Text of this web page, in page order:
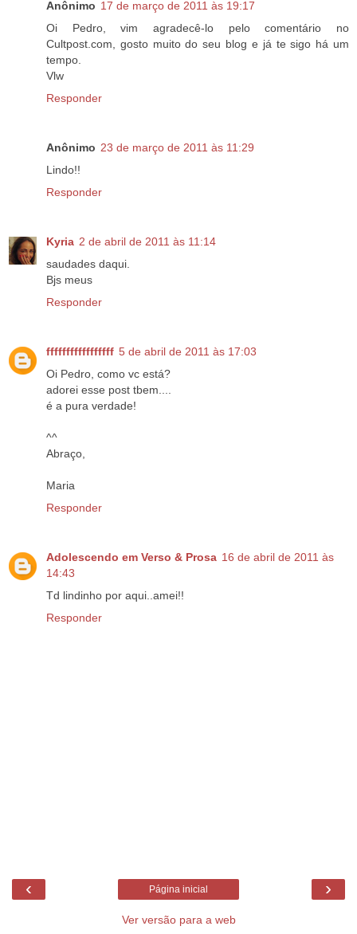
Anônimo 17 de março de 2011 às 19:17
Oi Pedro, vim agradecê-lo pelo comentário no
Cultpost.com, gosto muito do seu blog e já te sigo há um
tempo.
Vlw
Responder
Anônimo 23 de março de 2011 às 11:29
Lindo!!
Responder
Kyria 2 de abril de 2011 às 11:14
saudades daqui.
Bjs meus
Responder
fffffffffffffffff 5 de abril de 2011 às 17:03
Oi Pedro, como vc está?
adorei esse post tbem....
é a pura verdade!
^^
Abraço,
Maria
Responder
Adolescendo em Verso & Prosa 16 de abril de 2011 às
14:43
Td lindinho por aqui..amei!!
Responder
‹ ›
Página inicial
Ver versão para a web